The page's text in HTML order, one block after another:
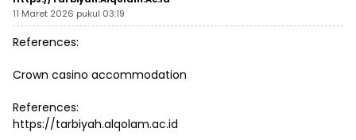
11 Maret 2026 pukul 03:19
References:
Crown casino accommodation
References:
https://tarbiyah.alqolam.ac.id